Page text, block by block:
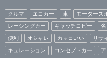
クルマ エコカー 車 モータース
レーシングカー
キャッチコピー
便利
オシャレ カッコいい リサ
キュレーション
コンセプトカー